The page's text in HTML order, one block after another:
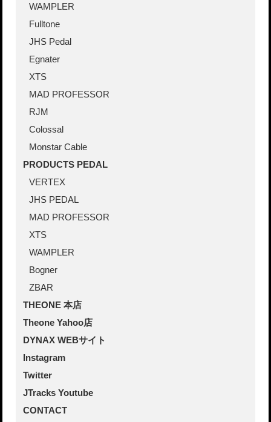
WAMPLER
Fulltone
JHS Pedal
Egnater
XTS
MAD PROFESSOR
RJM
Colossal
Monstar Cable
PRODUCTS PEDAL
VERTEX
JHS PEDAL
MAD PROFESSOR
XTS
WAMPLER
Bogner
ZBAR
THEONE 本店
Theone Yahoo店
DYNAX WEBサイト
Instagram
Twitter
JTracks Youtube
CONTACT